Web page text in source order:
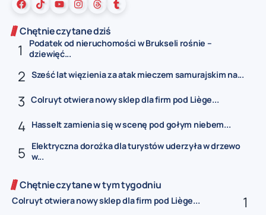
Chętnie czytane dziś
Podatek od nieruchomości w Brukseli rośnie –
dziewięć...
Sześć lat więzienia za atak mieczem samurajskim na...
Colruyt otwiera nowy sklep dla firm pod Liège...
Hasselt zamienia się w scenę pod gołym niebem...
Elektryczna dorożka dla turystów uderzyła w drzewo
w...
Chętnie czytane w tym tygodniu
Colruyt otwiera nowy sklep dla firm pod Liège...